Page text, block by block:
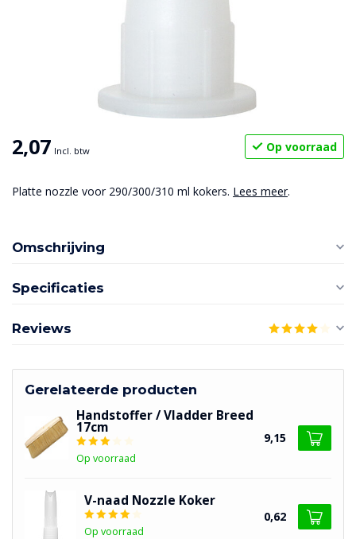
2,07 Incl. btw Op voorraad
Platte nozzle voor 290/300/310 ml kokers. Lees meer.
Omschrijving
Specificaties
Reviews
Gerelateerde producten
Handstoffer / Vladder Breed
17cm
Op voorraad
9,15
V-naad Nozzle Koker
Op voorraad
0,62